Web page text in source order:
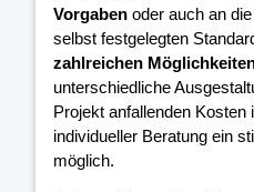
Vorgaben oder auch an
selbst festgelegten
zahlreichen
unterschiedliche
Projekt anfallenden Kosten
individueller Beratung ein
möglich.